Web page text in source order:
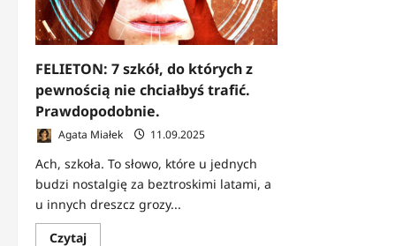
FELIETON: 7 szkół, do których z
pewnością nie chciałbyś trafić.
Prawdopodobnie.
Agata Miałek 11.09.2025
Ach, szkoła. To słowo, które u jednych
budzi nostalgię za beztroskimi latami, a
u innych dreszcz grozy...
CzytajDowiedz